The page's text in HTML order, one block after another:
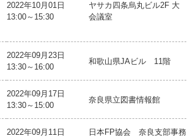
2022年10月01日
13:00～15:30
ヤサカ四条烏丸ビル2F 大
会議室
2022年09月23日
13:30～16:00
和歌山県JAビル 11階
2022年09月17日
13:30～15:00
奈良県立図書情報館
2022年09月11日
日本FP協会 奈良支部事務